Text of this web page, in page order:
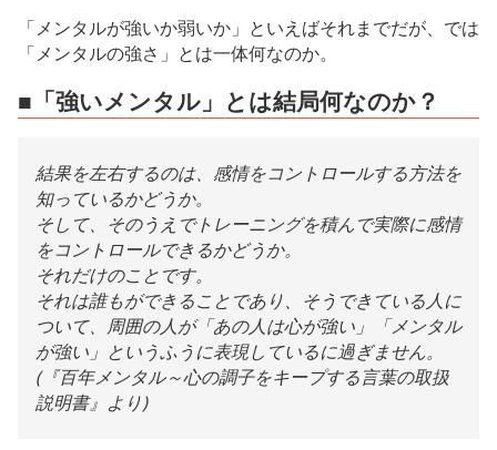
「メンタルが強いか弱いか」といえばそれまでだが、では
「メンタルの強さ」とは一体何なのか。
■「強いメンタル」とは結局何なのか？
結果を左右するのは、感情をコントロールする方法を
知っているかどうか。
そして、そのうえでトレーニングを積んで実際に感情
をコントロールできるかどうか。
それだけのことです。
それは誰もができることであり、そうできている人に
ついて、周囲の人が「あの人は心が強い」「メンタル
が強い」というふうに表現しているに過ぎません。
(『百年メンタル～心の調子をキープする言葉の取扱
説明書』より)